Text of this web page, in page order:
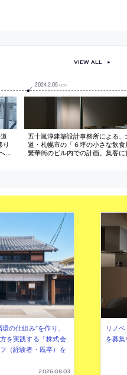
り
の
”空
2024.2.05 MON
五十嵐淳建築設計事務所による、
道・札幌市の「６坪の小さな飲食
繁華街のビル内での計画。集客に
に“空間体験の記憶を朧げに残す”
VIEW ALL
の仕組み”を作り、
を実践する「株式会
（経験者・既卒）を
2026.08.03
リノ
を募